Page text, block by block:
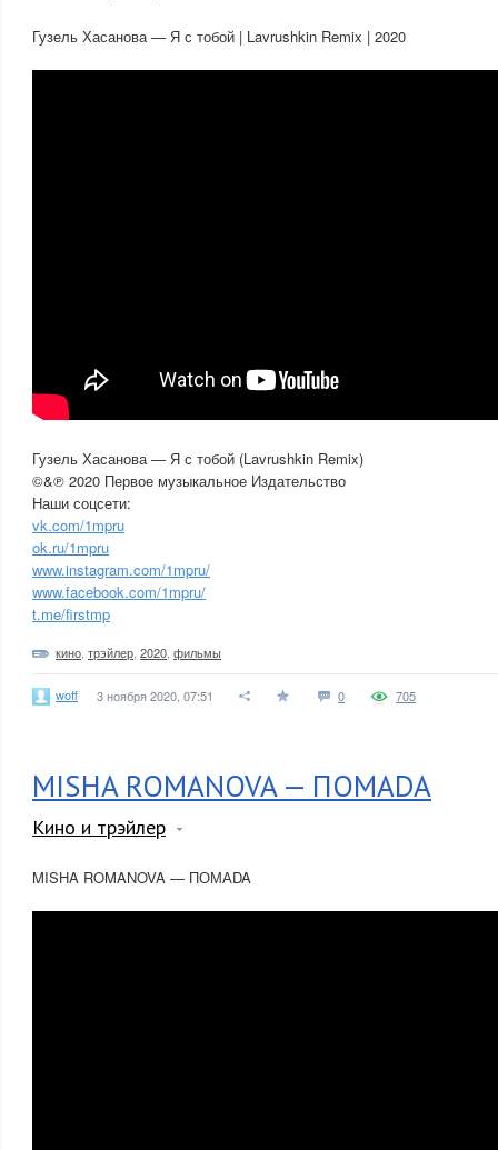
Гузель Хасанова — Я с тобой | Lavrushkin Remix | 2020
Гузель Хасанова — Я с тобой (Lavrushkin Remix)
©&℗ 2020 Первое музыкальное Издательство
Наши соцсети:
vk.com/1mpru
ok.ru/1mpru
www.instagram.com/1mpru/
www.facebook.com/1mpru/
t.me/firstmp
кино трэйлер 2020 фильмы
woff 3 ноября 2020, 07:51 0 705
MISHA ROMANOVA — ПОМАDA
Кино и трэйлер
MISHA ROMANOVA — ПОМАDA